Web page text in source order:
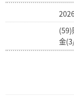
(59)
金